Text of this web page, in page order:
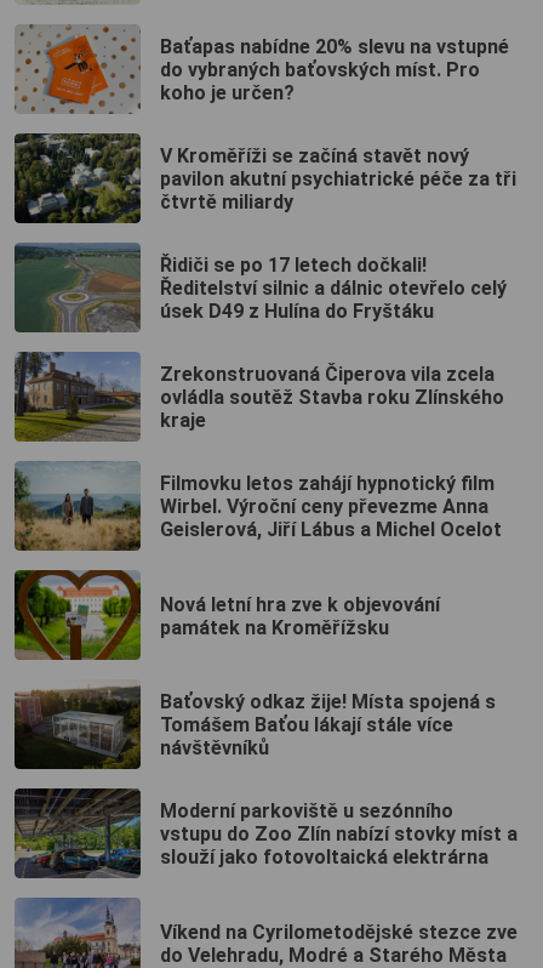
Baťapas nabídne 20% slevu na vstupné
do vybraných baťovských míst. Pro
koho je určen?
V Kroměříži se začíná stavět nový
pavilon akutní psychiatrické péče za tři
čtvrtě miliardy
Řidiči se po 17 letech dočkali!
Ředitelství silnic a dálnic otevřelo celý
úsek D49 z Hulína do Fryštáku
Zrekonstruovaná Čiperova vila zcela
ovládla soutěž Stavba roku Zlínského
kraje
Filmovku letos zahájí hypnotický film
Wirbel. Výroční ceny převezme Anna
Geislerová, Jiří Lábus a Michel Ocelot
Nová letní hra zve k objevování
památek na Kroměřížsku
Baťovský odkaz žije! Místa spojená s
Tomášem Baťou lákají stále více
návštěvníků
Moderní parkoviště u sezónního
vstupu do Zoo Zlín nabízí stovky míst a
slouží jako fotovoltaická elektrárna
Víkend na Cyrilometodějské stezce zve
do Velehradu, Modré a Starého Města